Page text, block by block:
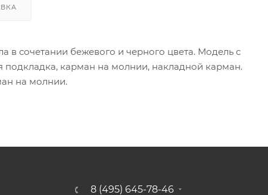
в сочетании бежевого и черного цвета. Модель с
подкладка, карман на молнии, накладной карман.
на молнии.
8 (495) 645-78-46